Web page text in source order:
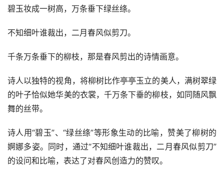
碧玉妆成一树高，万条垂下绿丝绦。
不知细叶谁裁出，二月春风似剪刀。
千条万条垂下的柳枝，那是春风剪出的诗情画意。
诗人以独特的视角，将柳树比作亭亭玉立的美人，满树翠绿
的叶子恰似她华美的衣裳，千万条下垂的柳枝，如同随风飘
舞的丝带。
诗人用“碧玉”、“绿丝绦”等形象生动的比喻，赞美了柳树的
婀娜多姿。同时，通过“不知细叶谁裁出，二月春风似剪刀”
的设问和比喻，表达了对春风创造力的赞叹。